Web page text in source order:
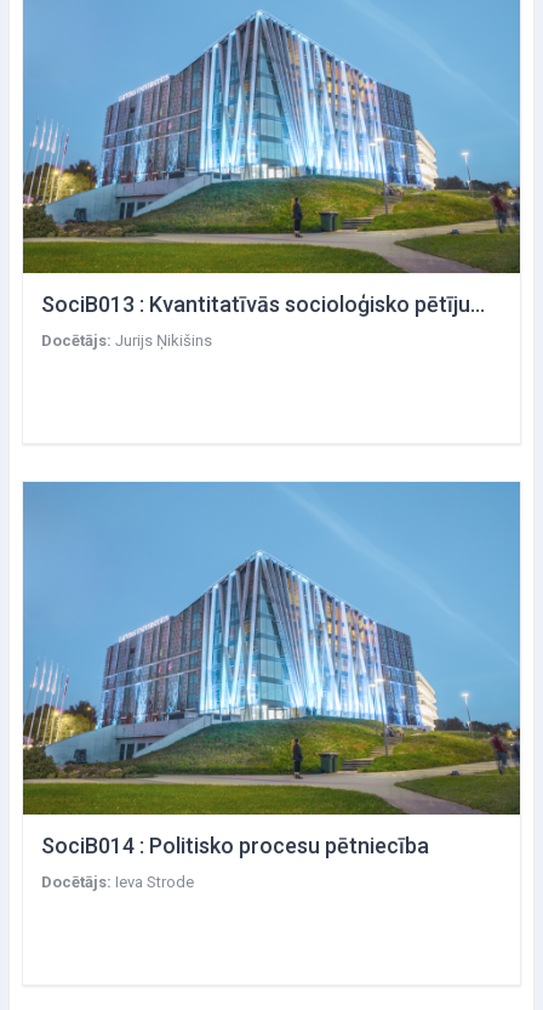
SociB013 : Kvantitatīvās socioloģisko pētījumu metodes
Docētājs: Jurijs Ņikišins
SociB014 : Politisko procesu pētniecība
Docētājs: Ieva Strode